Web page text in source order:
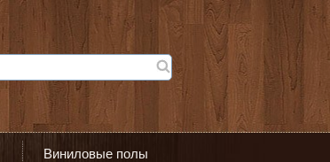
Виниловые полы